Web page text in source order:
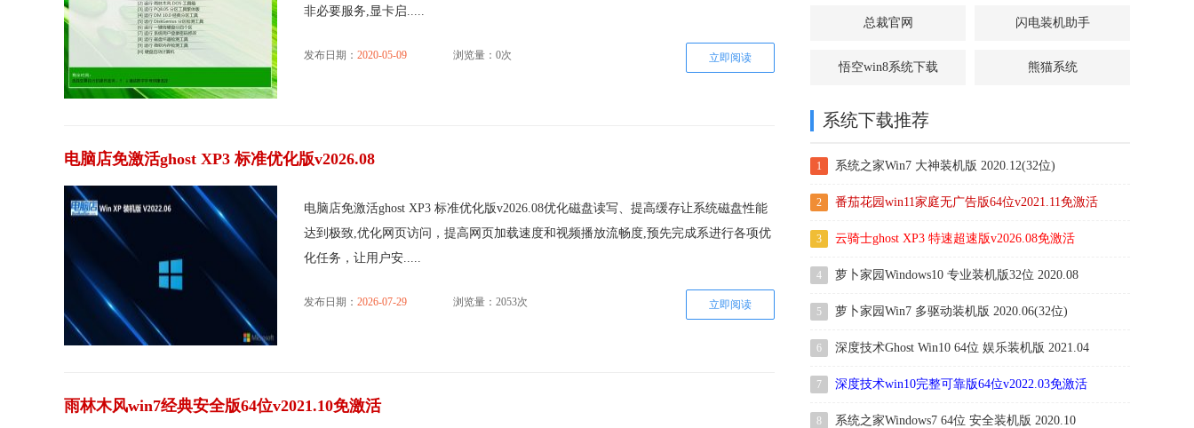
非必要服务,显卡启.....
发布日期： 2020-05-09 浏览量：0次 立即阅读
电脑店免激活ghost XP3 标准优化版v2026.08
电脑店免激活ghost XP3 标准优化版v2026.08优化磁盘读写、提高缓存让系统磁盘性能
达到极致,优化网页访问，提高网页加载速度和视频播放流畅度,预先完成系进行各项优
化任务，让用户安.....
发布日期： 2026-07-29 浏览量：2053次 立即阅读
雨林木风win7经典安全版64位v2021.10免激活
总裁官网 闪电装机助手
悟空win8系统下载 熊猫系统
系统下载推荐
1 系统之家Win7 大神装机版 2020.12(32位)
2 番茄花园win11家庭无广告版64位v2021.11免激活
3 云骑士ghost XP3 特速超速版v2026.08免激活
4 萝卜家园Windows10 专业装机版32位 2020.08
5 萝卜家园Win7 多驱动装机版 2020.06(32位)
6 深度技术Ghost Win10 64位 娱乐装机版 2021.04
7 深度技术win10完整可靠版64位v2022.03免激活
8 系统之家Windows7 64位 安全装机版 2020.10